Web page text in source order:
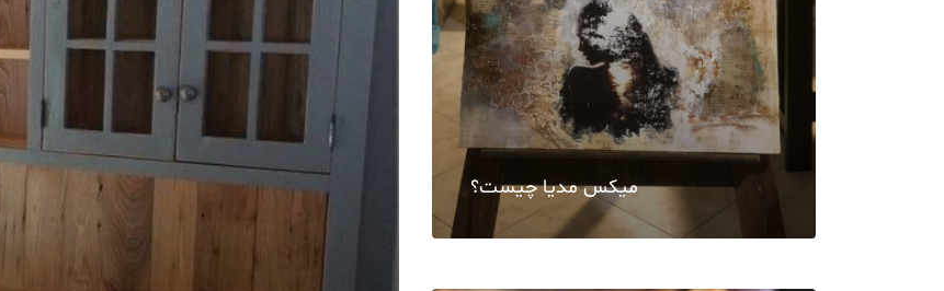
میکس مدیا چیست؟